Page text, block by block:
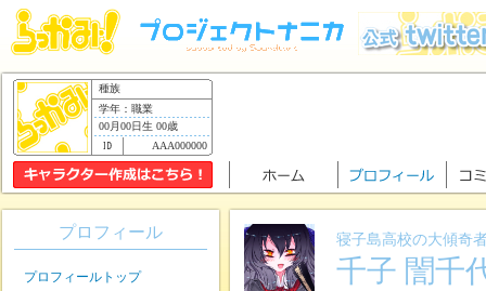
種族
学年：職業
00月00日生 00歳
AAA000000
寝子島高校の大傾奇
千子 誾千
プロフィール
プロフィールトップ